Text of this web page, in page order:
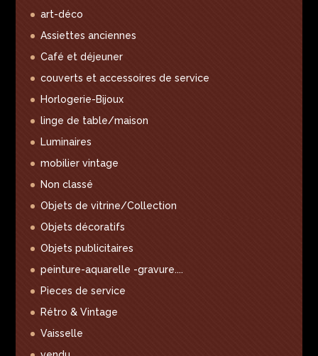
art-déco
Assiettes anciennes
Café et déjeuner
couverts et accessoires de service
Horlogerie-Bijoux
linge de table/maison
Luminaires
mobilier vintage
Non classé
Objets de vitrine/Collection
Objets décoratifs
Objets publicitaires
peinture-aquarelle -gravure....
Pieces de service
Rétro & Vintage
Vaisselle